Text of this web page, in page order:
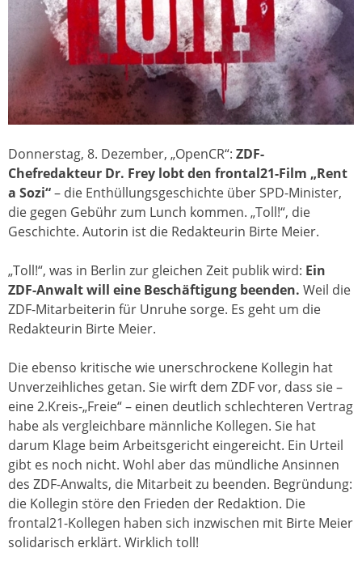
Donnerstag, 8. Dezember, „OpenCR“: ZDF-
Chefredakteur Dr. Frey lobt den frontal21-Film „Rent
a Sozi“– die Enthüllungsgeschichte über SPD-Minister,
die gegen Gebühr zum Lunch kommen. „Toll!“, die
Geschichte. Autorin ist die Redakteurin Birte Meier.
„Toll!“, was in Berlin zur gleichen Zeit publik wird: Ein
ZDF-Anwalt will eine Beschäftigung beenden. Weil die
ZDF-Mitarbeiterin für Unruhe sorge. Es geht um die
Redakteurin Birte Meier.
Die ebenso kritische wie unerschrockene Kollegin hat
Unverzeihliches getan. Sie wirft dem ZDF vor, dass sie –
eine 2.Kreis-„Freie“ – einen deutlich schlechteren Vertrag
habe als vergleichbare männliche Kollegen. Sie hat
darum Klage beim Arbeitsgericht eingereicht. Ein Urteil
gibt es noch nicht. Wohl aber das mündliche Ansinnen
des ZDF-Anwalts, die Mitarbeit zu beenden. Begründung:
die Kollegin störe den Frieden der Redaktion. Die
frontal21-Kollegen haben sich inzwischen mit Birte Meier
solidarisch erklärt. Wirklich toll!